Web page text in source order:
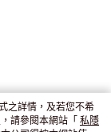
之詳情，及若您不希
請參閱本網站「 私隱